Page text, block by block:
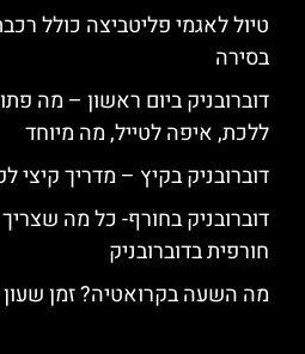
טיול לאגמי פליטביצה כולל
בסירה
דוברובניק ביום ראשון – מה
ללכת, איפה לטייל, מה מיוחד
דוברובניק בקיץ – מדריך קיצי
דוברובניק בחורף- כל מה
חורפית בדוברובניק
מה השעה בקרואטיה? זמן שעון